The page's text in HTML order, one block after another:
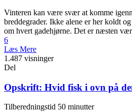
Vinteren kan være svær at komme
breddegrader. Ikke alene er her koldt
om hvert gadehjørne. Det er næsten
6
Læs Mere
1.487 visninger
Del
Opskrift: Hvid fisk i ovn på
Tilberedningstid 50 minutter